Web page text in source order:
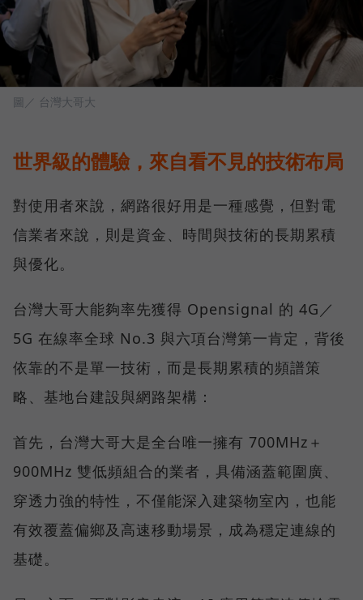
圖／ 台灣大哥大
世界級的體驗，來自看不見的技術布局
對使用者來說，網路很好用是一種感覺，但對電
信業者來說，則是資金、時間與技術的長期累積
與優化。
台灣大哥大能夠率先獲得 Opensignal 的 4G／
5G 在線率全球 No.3 與六項台灣第一肯定，背後
依靠的不是單一技術，而是長期累積的頻譜策
略、基地台建設與網路架構：
首先，台灣大哥大是全台唯一擁有 700MHz＋
900MHz 雙低頻組合的業者，具備涵蓋範圍廣、
穿透力強的特性，不僅能深入建築物室內，也能
有效覆蓋偏鄉及高速移動場景，成為穩定連線的
基礎。